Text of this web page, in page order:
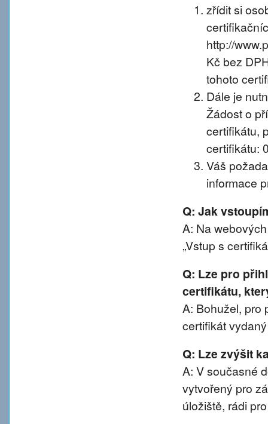
zřídit si
http://
Kč bez
tohoto
Dále je
Žádost o
certifikátu,
certifikátu:
Váš
informace
Q: Jak
A: Na
„Vstup s
Q: Lze pro
certifikátu,
A: Bohužel, pro
certifikát
Q: Lze zvýšit
A: V současné
vytvořený pro
úložiště, rádi